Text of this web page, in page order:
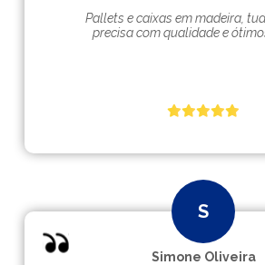
Pallets e caixas em madeira,
precisa com qualidade e
Simone Oliveira